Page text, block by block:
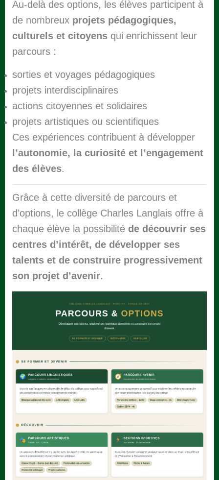
Au-delà des options, les élèves participent à
de nombreux projets pédagogiques,
culturels et citoyens qui enrichissent leur
parcours :
sorties et voyages pédagogiques
projets interdisciplinaires
actions citoyennes et solidaires
projets artistiques ou scientifiques
Ces expériences contribuent à développer
l’autonomie, la curiosité et l’engagement
des élèves.
Grâce à cette diversité de parcours et
d’options, le collège Charles Langlais offre à
chaque élève la possibilité de découvrir ses
centres d’intérêt, de développer ses
talents et de construire progressivement
son projet d’avenir.